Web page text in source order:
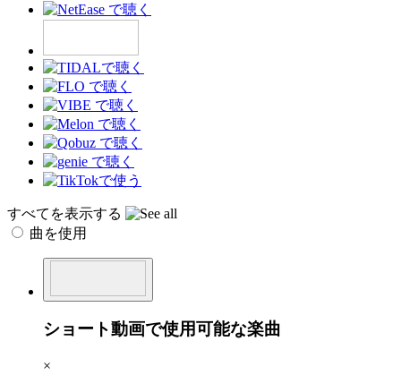
すべてを表示する
曲を使用
ショート動画で使用可能な楽曲
×